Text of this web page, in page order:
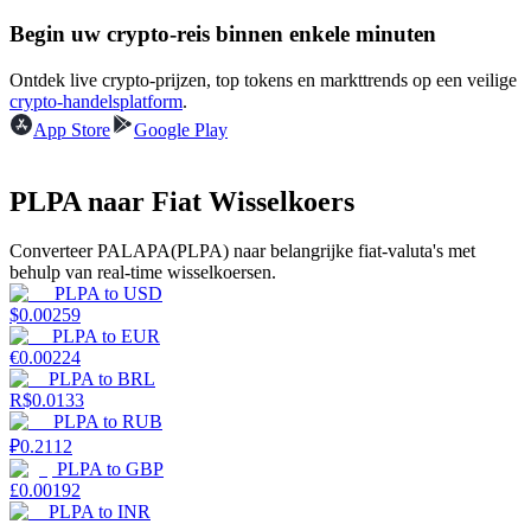
Handelsstrategieën
Leer hoe u winstgevend kunt blijven
Verdienen
Begin uw crypto-reis binnen enkele minuten
Ontdek live crypto-prijzen, top tokens en markttrends op een veilige
crypto-handelsplatform.
App Store
Google Play
PLPA naar Fiat Wisselkoers
Converteer PALAPA(PLPA) naar belangrijke fiat-valuta's met
behulp van real-time wisselkoersen.
PLPAto USD
$0.00259
PLPAto EUR
€0.00224
PLPAto BRL
R$0.0133
PLPAto RUB
₽0.2112
PLPAto GBP
£0.00192
PLPAto INR